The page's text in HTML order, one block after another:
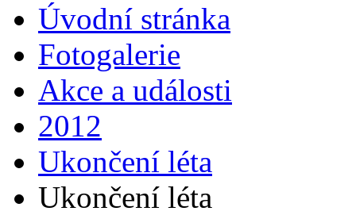
Úvodní stránka
Fotogalerie
Akce a události
2012
Ukončení léta
Ukončení léta